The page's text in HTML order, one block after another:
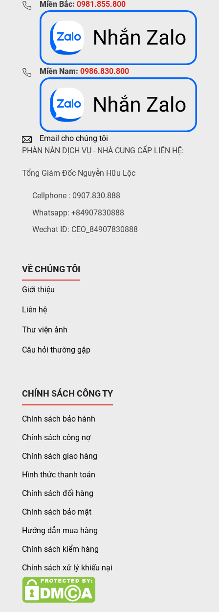
Miền Bắc: 0981.855.800
Miền Nam: 0986.830.800
Email cho chúng tôi
PHÀN NÀN DỊCH VỤ - NHÀ CUNG CẤP LIÊN HỆ:
Tổng Giám Đốc Nguyễn Hữu Lộc
Cellphone : 0907.830.888
Whatsapp: +84907830888
Wechat ID: CEO_84907830888
VỀ CHÚNG TÔI
Giới thiệu
Liên hệ
Thư viện ảnh
Câu hỏi thường gặp
CHÍNH SÁCH CÔNG TY
Chính sách bảo hành
Chính sách công nợ
Chính sách giao hàng
Hình thức thanh toán
Chính sách đổi hàng
Chính sách bảo mật
Hướng dẫn mua hàng
Chính sách kiểm hàng
Chính sách xử lý khiếu nại